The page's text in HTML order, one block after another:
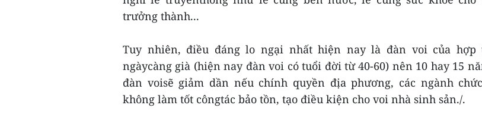
trưởng thành...
Tuy nhiên, điều đáng lo ngại nhất hiện nay là đàn voi của hợp
ngàycàng già (hiện nay đàn voi có tuổi đời từ 40-60) nên 10 hay 15
đàn voisẽ giảm dần nếu chính quyền địa phương, các ngành
không làm tốt côngtác bảo tồn, tạo điều kiện cho voi nhà sinh sản./.